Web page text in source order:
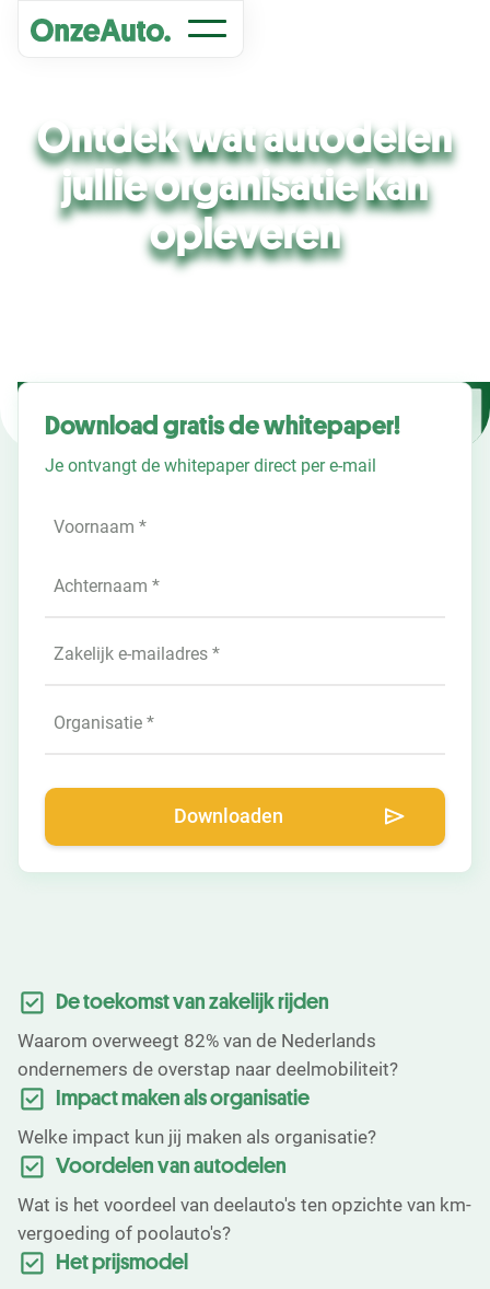
Ontdek wat autodelen
jullie organisatie kan
opleveren
Download gratis de whitepaper!
Je ontvangt de whitepaper direct per e-mail
De toekomst van zakelijk rijden
Waarom overweegt 82% van de Nederlands
ondernemers de overstap naar deelmobiliteit?
Impact maken als organisatie
Welke impact kun jij maken als organisatie?
Voordelen van autodelen
Wat is het voordeel van deelauto's ten opzichte van km-
vergoeding of poolauto's?
Het prijsmodel